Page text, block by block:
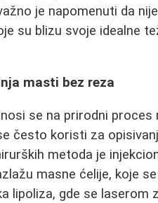
je napomenuti da
su blizu svoje idealne
masti bez reza
se na prirodni
često koristi za
metoda je
masne ćelije, koje
lipoliza, gde se laserom